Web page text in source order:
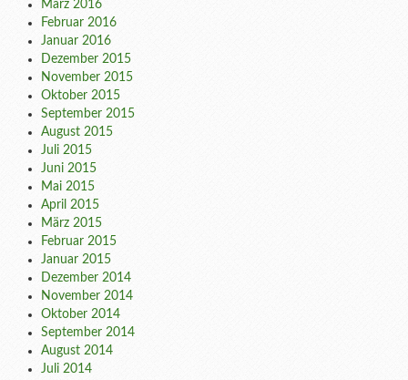
März 2016
Februar 2016
Januar 2016
Dezember 2015
November 2015
Oktober 2015
September 2015
August 2015
Juli 2015
Juni 2015
Mai 2015
April 2015
März 2015
Februar 2015
Januar 2015
Dezember 2014
November 2014
Oktober 2014
September 2014
August 2014
Juli 2014